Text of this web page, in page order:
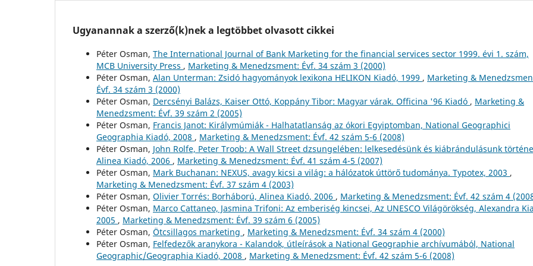
Ugyanannak a szerző(k)nek a legtöbbet olvasott cikkei
Péter Osman, The International Journal of Bank Marketing for the financial services sector 1999. évi 1. szám,
MCB University Press , Marketing & Menedzsment: Évf. 34 szám 3 (2000)
Péter Osman, Alan Unterman: Zsidó hagyományok lexikona HELIKON Kiadó, 1999 , Marketing &
Évf. 34 szám 3 (2000)
Péter Osman, Dercsényi Balázs, Kaiser Ottó, Koppány Tibor: Magyar várak. Officina '96 Kiadó , Marketing &
Menedzsment: Évf. 39 szám 2 (2005)
Péter Osman, Francis Janot: Királymúmiák - Halhatatlanság az ókori Egyiptomban, National Geographici
Geographia Kiadó, 2008 , Marketing & Menedzsment: Évf. 42 szám 5-6 (2008)
Péter Osman, John Rolfe, Peter Troob: A Wall Street dzsungelében: lelkesedésünk és kiábrándulásunk
Alinea Kiadó, 2006 , Marketing & Menedzsment: Évf. 41 szám 4-5 (2007)
Péter Osman, Mark Buchanan: NEXUS, avagy kicsi a világ: a hálózatok úttörő tudománya. Typotex, 2003 ,
Marketing & Menedzsment: Évf. 37 szám 4 (2003)
Péter Osman, Olivier Torrés: Borháború, Alinea Kiadó, 2006 , Marketing & Menedzsment: Évf. 42 szám 4
Péter Osman, Marco Cattaneo, Jasmina Trifoni: Az emberiség kincsei, Az UNESCO Világörökség, Alexandra
2005 , Marketing & Menedzsment: Évf. 39 szám 6 (2005)
Péter Osman, Ötcsillagos marketing , Marketing & Menedzsment: Évf. 34 szám 4 (2000)
Péter Osman, Felfedezők aranykora - Kalandok, útleírások a National Geographie archívumából, National
Geographic/Geographia Kiadó, 2008 , Marketing & Menedzsment: Évf. 42 szám 5-6 (2008)